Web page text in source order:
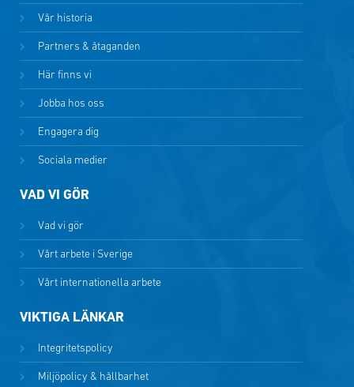
Vår historia
Partners & åtaganden
Här finns vi
Jobba hos oss
Engagera dig
Sociala medier
VAD VI GÖR
Vad vi gör
Vårt arbete i Sverige
Vårt internationella arbete
VIKTIGA LÄNKAR
Integritetspolicy
Miljöpolicy & hållbarhet